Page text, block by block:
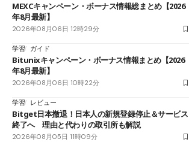
MEXCキャンペーン・ボーナス情報総まとめ【2026
年8月最新】
2026年08月06日 12時29分
学習 ガイド
Bitunixキャンペーン・ボーナス情報まとめ【2026
年8月最新】
2026年08月06日 10時22分
学習 レビュー
Bitget日本撤退！日本人の新規登録停止＆サービス
終了へ 理由と代わりの取引所も解説
2026年08月05日 11時09分